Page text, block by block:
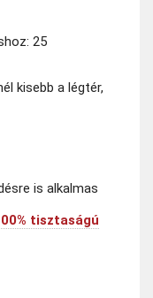
25
kisebb a légtér,
is alkalmas
tisztaságú